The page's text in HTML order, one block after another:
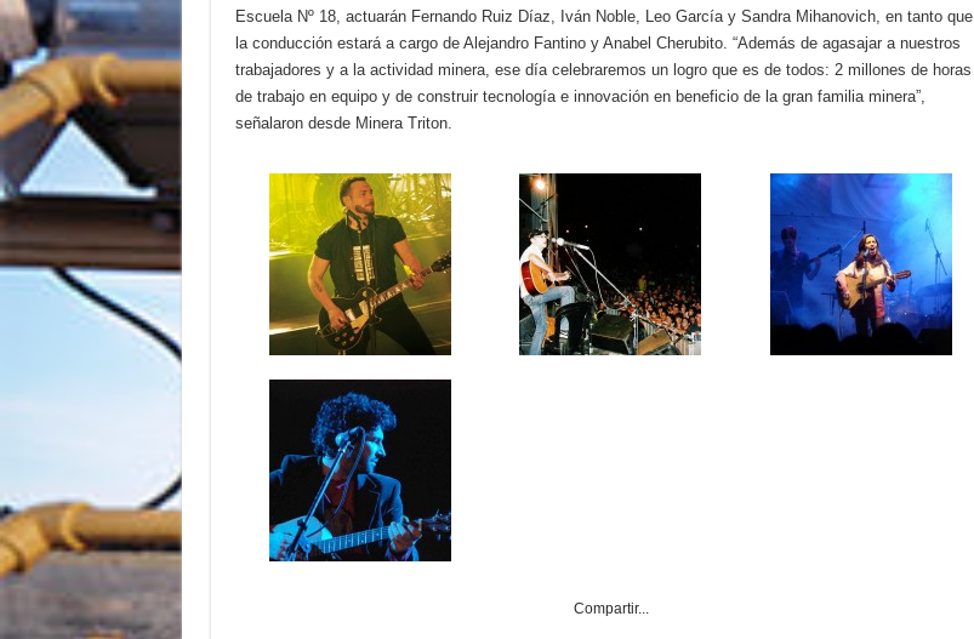
Escuela Nº 18, actuarán Fernando Ruiz Díaz, Iván Noble, Leo García y Sandra Mihanovich, en tanto que
la conducción estará a cargo de Alejandro Fantino y Anabel Cherubito. “Además de agasajar a nuestros
trabajadores y a la actividad minera, ese día celebraremos un logro que es de todos: 2 millones de horas
de trabajo en equipo y de construir tecnología e innovación en beneficio de la gran familia minera”,
señalaron desde Minera Triton.
Compartir...